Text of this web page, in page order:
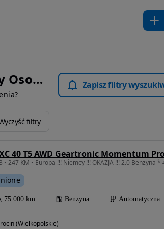
Volvo Poznań - Samochody Osobowe Zapisz filtry
filtry
40 T5 AWD Geartronic Momentum Pro
75 000 km Benzyna Automatyczna
(Wielkopolskie)